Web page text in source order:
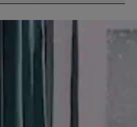
van onze gasten te waarborgen.
www.radissonhotels.com/nl-